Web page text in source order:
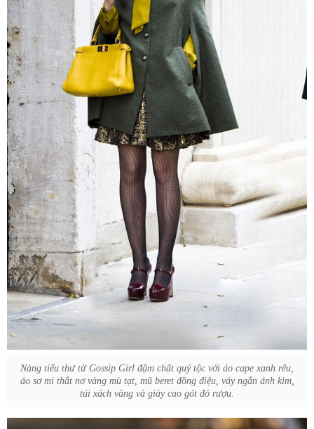
Nàng tiểu thư từ Gossip Girl đậm chất quý tộc với áo cape xanh rêu,
áo sơ mi thắt nơ vàng mù tạt, mũ beret đồng điệu, váy ngắn ánh kim,
túi xách vàng và giày cao gót đỏ rượu.